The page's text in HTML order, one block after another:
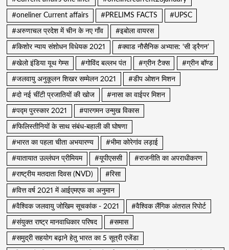
#oneliner Current affairs #PRELIMS FACTS #UPSC
#अरुणाचल प्रदेश में चीन के नए गाँव #इबोला वायरस
#किशोर न्याय संशोधन विधेयक 2021 #क्वाड नौसैनिक अभ्यास: ‘सी ड्रैगन’
#खेलो इंडिया यूथ गेम्स #गोविंद बल्लभ पंत #ग्रीन टैक्स #ग्रीन बॉण्ड
#जलवायु अनुकूलन शिखर सम्मेलन 2021 #डीप ओशन मिशन
#दो नई चींटी प्रजातियों की खोज #नासा का वाईपर मिशन
#पद्म पुरस्कार 2021 #पारगमन उन्मुख विकास
#फिलिस्तीनियों के साथ संबंध-बहाली की घोषणा
#भारत का पहला चीता अभयारण्य #भीमा कोरेगांव लड़ाई
#यातायात उल्लंघन प्रीमियम #यूपीएससी #राजनीति का अपराधीकरण
#राष्ट्रीय मतदाता दिवस (NVD) #रिसा
#वित्त वर्ष 2021 में आईएमएफ का अनुमान
#वैश्विक जलवायु जोखिम सूचकांक - 2021 #वैश्विक लैंगिक अंतराल रिपोर्ट
#संयुक्त राष्ट्र मानवाधिकार परिषद #समास
#समुद्री सहयोग बढ़ाने हेतु भारत का 5 सूत्री एजेंडा